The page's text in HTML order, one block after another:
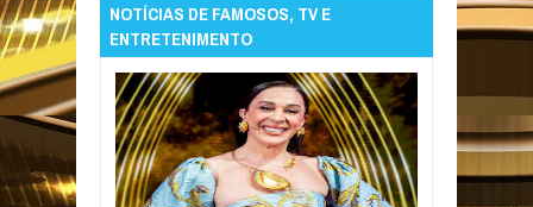
NOTÍCIAS DE FAMOSOS, TV E
ENTRETENIMENTO